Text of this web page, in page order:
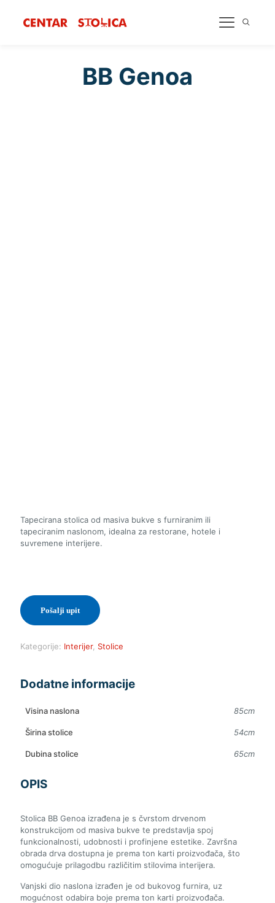
BB Genoa
Tapecirana stolica od masiva bukve s furniranim ili
tapeciranim naslonom, idealna za restorane, hotele i
suvremene interijere.
Pošalji upit
Kategorije: Interijer, Stolice
Dodatne informacije
Visina naslona 85cm
Širina stolice 54cm
Dubina stolice 65cm
OPIS
Stolica BB Genoa izrađena je s čvrstom drvenom
konstrukcijom od masiva bukve te predstavlja spoj
funkcionalnosti, udobnosti i profinjene estetike. Završna
obrada drva dostupna je prema ton karti proizvođača, što
omogućuje prilagodbu različitim stilovima interijera.
Vanjski dio naslona izrađen je od bukovog furnira, uz
mogućnost odabira boje prema ton karti proizvođača.